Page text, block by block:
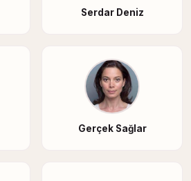
Serdar Deniz
Gerçek Sağlar